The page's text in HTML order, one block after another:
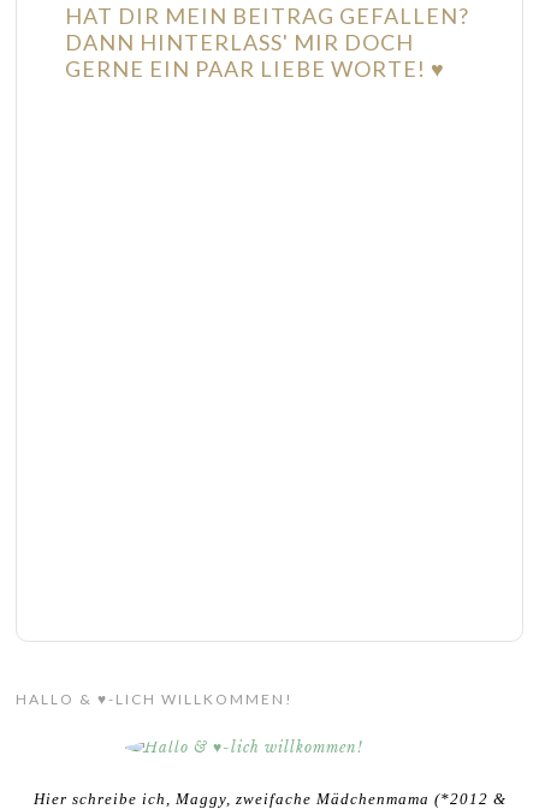
HAT DIR MEIN BEITRAG GEFALLEN?
DANN HINTERLASS' MIR DOCH
GERNE EIN PAAR LIEBE WORTE! ♥
HALLO & ♥-LICH WILLKOMMEN!
Hier schreibe ich, Maggy, zweifache Mädchenmama (*2012 &